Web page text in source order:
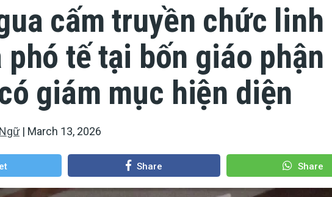
cấm truyền chức linh
phó tế tại bốn giáo phận
giám mục hiện diện
| March 13, 2026
Share Share